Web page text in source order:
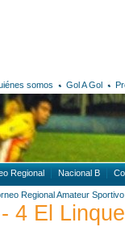
somos Gol A Gol
Regional Nacional B
Regional Amateur
4 El